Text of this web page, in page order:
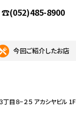
☎(052)485-8900
今回ご紹介したお店
目８−２５ アカシヤビル 1F